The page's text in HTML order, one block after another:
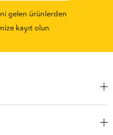
gelen ürünlerden
kayıt olun